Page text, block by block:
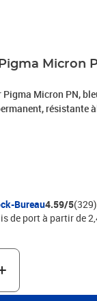
Micron
Micron PN,
résistante
pointedurable,
Bureau4.59/5(329)
de port à partir de